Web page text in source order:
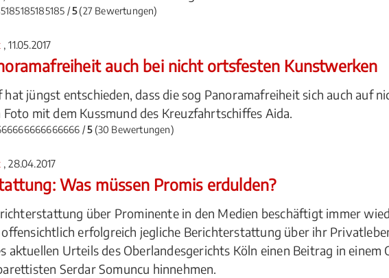
/5(27 Bewertungen)
, 11.05.2017
auch bei nicht ortsfesten Kunstwerken
jüngst entschieden, dass die sog Panoramafreiheit sich auch auf
mit dem Kussmund des Kreuzfahrtschiffes Aida.
/5(30 Bewertungen)
, 28.04.2017
Was müssen Promis erdulden?
über Prominente in den Medien beschäftigt immer
offensichtlich erfolgreich jegliche Berichterstattung über ihr
aktuellen Urteils des Oberlandesgerichts Köln einen Beitrag in
Serdar Somuncu hinnehmen.